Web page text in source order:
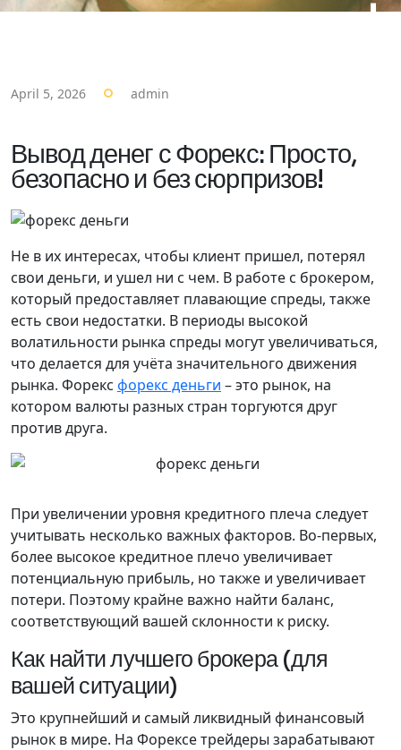
April 5, 2026 admin
Вывод денег с Форекс: Просто,
безопасно и без сюрпризов!
Не в их интересах, чтобы клиент пришел, потерял
свои деньги, и ушел ни с чем. В работе с брокером,
который предоставляет плавающие спреды, также
есть свои недостатки. В периоды высокой
волатильности рынка спреды могут увеличиваться,
что делается для учёта значительного движения
рынка. Форекс форекс деньги – это рынок, на
котором валюты разных стран торгуются друг
против друга.
При увеличении уровня кредитного плеча следует
учитывать несколько важных факторов. Во-первых,
более высокое кредитное плечо увеличивает
потенциальную прибыль, но также и увеличивает
потери. Поэтому крайне важно найти баланс,
соответствующий вашей склонности к риску.
Как найти лучшего брокера (для
вашей ситуации)
Это крупнейший и самый ликвидный финансовый
рынок в мире. На Форексе трейдеры зарабатывают